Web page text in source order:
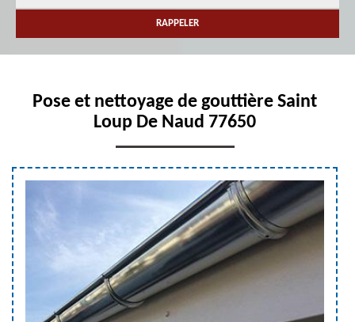
Pose et nettoyage de gouttière Saint
Loup De Naud 77650